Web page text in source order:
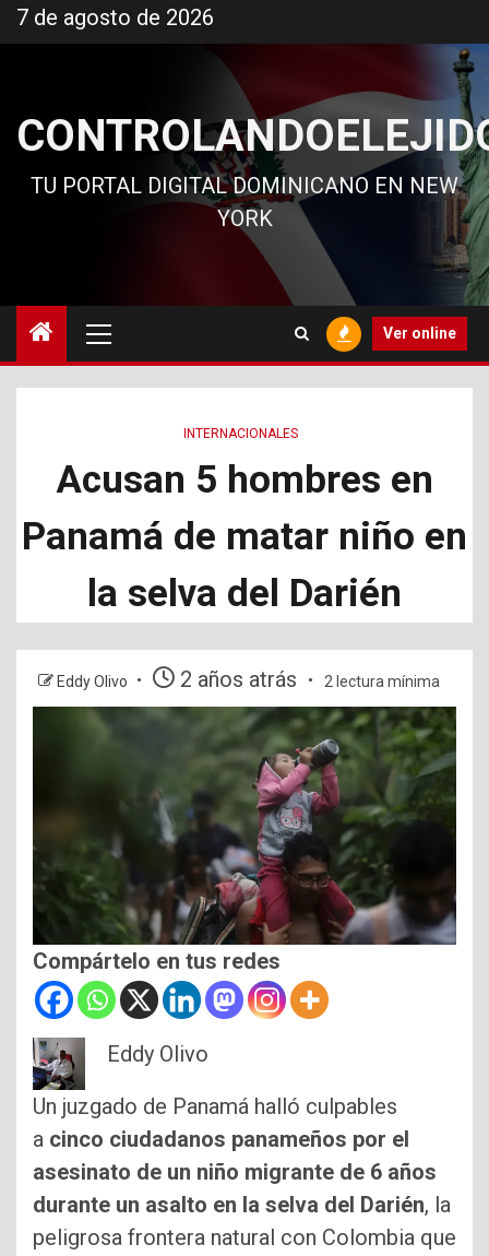
al
7 de agosto de 2026
TU PORTAL DIGITAL DOMINICANO EN NEW
YORK
principal
Ver online
INTERNACIONALES
Acusan 5 hombres en
Panamá de matar niño en
la selva del Darién
Eddy Olivo 2 años atrás 2 lectura mínima
Compártelo en tus redes
Eddy Olivo
Un juzgado de Panamá halló culpables
a cinco ciudadanos panameños por el
asesinato de un niño migrante de 6 años
durante un asalto en la selva del Darién, la
peligrosa frontera natural con Colombia que